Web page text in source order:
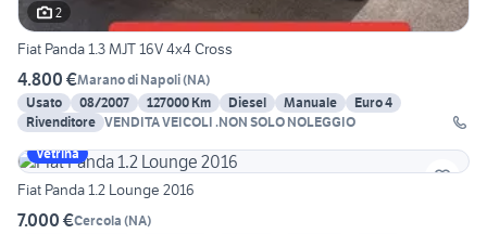
2
Fiat Panda 1.3 MJT 16V 4x4 Cross
4.800 €Marano di Napoli(NA)
Usato
08/2007 127000 Km Diesel Manuale
Euro 4
Rivenditore
VENDITA VEICOLI .NON SOLO NOLEGGIO
Vetrina
Fiat Panda 1.2 Lounge 2016
7.000 €Cercola (NA)